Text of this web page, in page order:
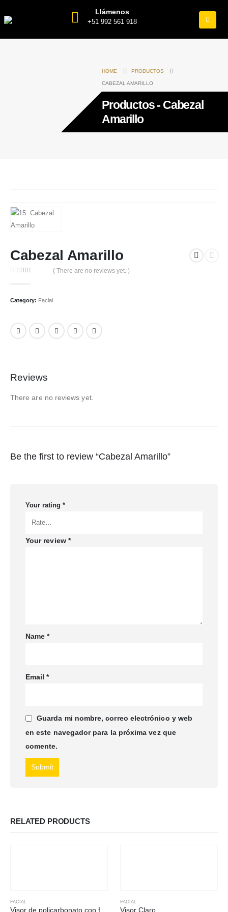
Llámenos
+51 992 561 918
HOME PRODUCTOS
CABEZAL AMARILLO
Productos - Cabezal
Amarillo
Cabezal Amarillo
( There are no reviews yet. )
Category: Facial
Reviews
There are no reviews yet.
Be the first to review “Cabezal Amarillo”
Your rating *
Your review *
Name*
Email*
Guarda mi nombre, correo electrónico y web
en este navegador para la próxima vez que
comente.
RELATED PRODUCTS
FACIAL
Visor de policarbonato con filo de aluminio
FACIAL
Visor Claro